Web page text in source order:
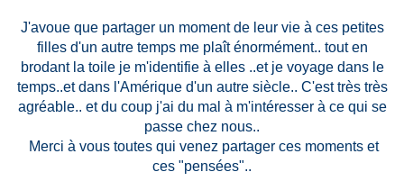
J'avoue que partager un moment de leur vie à ces petites
filles d'un autre temps me plaît énormément.. tout en
brodant la toile je m'identifie à elles ..et je voyage dans le
temps..et dans l'Amérique d'un autre siècle.. C'est très très
agréable.. et du coup j'ai du mal à m'intéresser à ce qui se
passe chez nous..
Merci à vous toutes qui venez partager ces moments et
ces "pensées"..